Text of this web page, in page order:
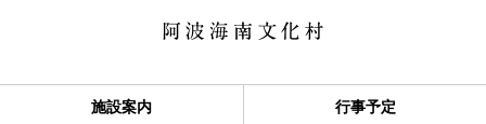
施設案内 行事予定